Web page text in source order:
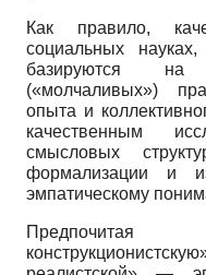
Как правило,
социальных
базируются на
(«молчаливых»)
опыта и
качественным
смысловых
формализации и
эмпатическому
Предпочитая